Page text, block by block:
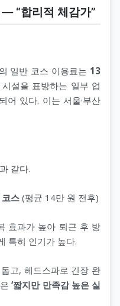
“합리적 체감가”
일반 코스 이용료는 13
설을 표방하는 일부 업
어 있다. 이는 서울·부산
같다.
스 (평균 14만 원 전후)
효과가 높아 퇴근 후 방
특히 인기가 높다.
고, 헤드스파로 긴장 완
은‘짧지만 만족감 높은 실